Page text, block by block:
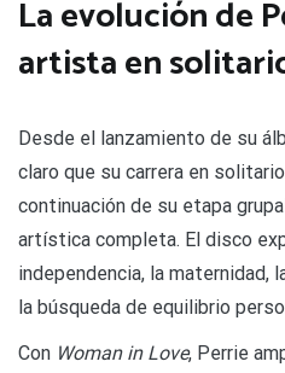
La evolución de
artista en
Desde el lanzamiento de su
claro que su carrera en
continuación de su etapa
artística completa. El disco
independencia, la maternidad,
la búsqueda de equilibrio
Con Woman in Love, Perrie